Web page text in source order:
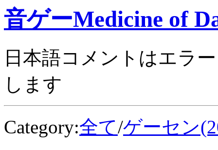
音ゲーMedicine of
日本語コメントはエラ
します
Category:全て/ゲーセン